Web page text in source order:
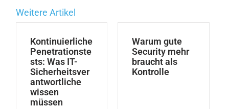
Weitere Artikel
Kontinuierliche
Penetrationste
sts: Was IT-
Sicherheitsver
antwortliche
wissen
müssen
Warum gute
Security mehr
braucht als
Kontrolle